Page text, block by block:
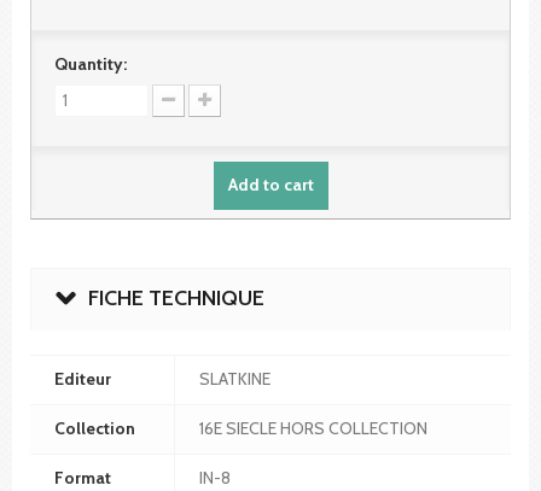
Quantity:
Add to cart
FICHE TECHNIQUE
Editeur SLATKINE
Collection 16E SIECLE HORS COLLECTION
Format IN-8